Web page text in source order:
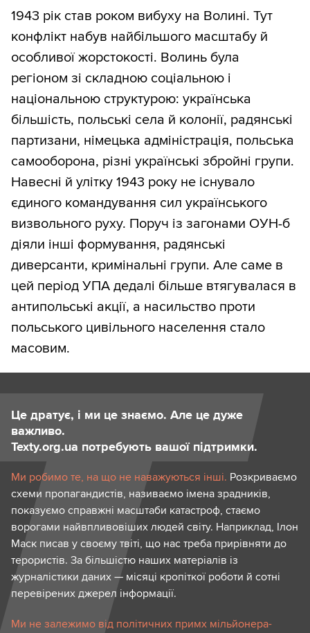
1943 рік став роком вибуху на Волині. Тут
конфлікт набув найбільшого масштабу й
особливої жорстокості. Волинь була
регіоном зі складною соціальною і
національною структурою: українська
більшість, польські села й колонії, радянські
партизани, німецька адміністрація, польська
самооборона, різні українські збройні групи.
Навесні й улітку 1943 року не існувало
єдиного командування сил українського
визвольного руху. Поруч із загонами ОУН-б
діяли інші формування, радянські
диверсанти, кримінальні групи. Але саме в
цей період УПА дедалі більше втягувалася в
антипольські акції, а насильство проти
польського цивільного населення стало
масовим.
Це дратує, і ми це знаємо. Але це дуже
важливо.
Texty.org.ua потребують вашої підтримки.
Ми робимо те, на що не наважуються інші. Розкриваємо
схеми пропагандистів, називаємо імена зрадників,
показуємо справжні масштаби катастроф, стаємо
ворогами найвпливовіших людей світу. Наприклад, Ілон
Маск писав у своєму твіті, що нас треба прирівняти до
терористів. За більшістю наших матеріалів із
журналістики даних — місяці кропіткої роботи й сотні
перевірених джерел інформації.
Ми не залежимо від політичних примх мільйонера-